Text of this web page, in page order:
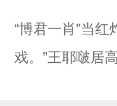
“博君一肖”当
戏。”王耶啵居